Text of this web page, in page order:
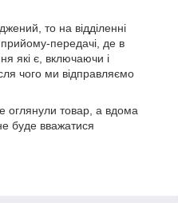
то на відділенні
передачі, де в
які є, включаючи і
чого ми відправляємо
оглянули товар, а вдома
буде вважатися